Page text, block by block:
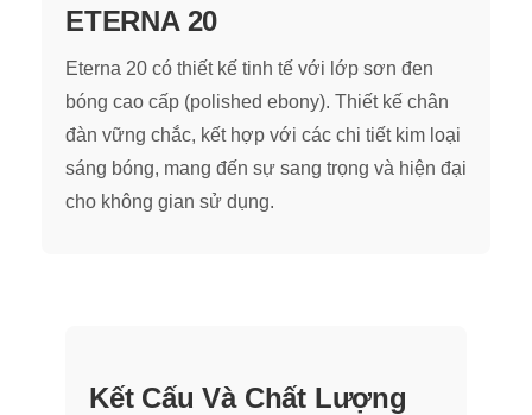
ETERNA 20
Eterna 20 có thiết kế tinh tế với lớp sơn đen
bóng cao cấp (polished ebony). Thiết kế chân
đàn vững chắc, kết hợp với các chi tiết kim loại
sáng bóng, mang đến sự sang trọng và hiện đại
cho không gian sử dụng.
Kết Cấu Và Chất Lượng